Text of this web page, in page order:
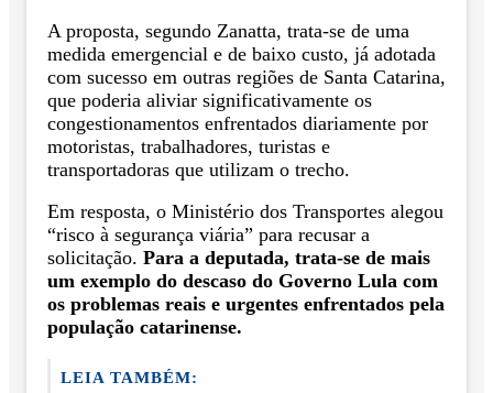
A proposta, segundo Zanatta, trata-se de uma
medida emergencial e de baixo custo, já adotada
com sucesso em outras regiões de Santa Catarina,
que poderia aliviar significativamente os
congestionamentos enfrentados diariamente por
motoristas, trabalhadores, turistas e
transportadoras que utilizam o trecho.
Em resposta, o Ministério dos Transportes alegou
“risco à segurança viária” para recusar a
solicitação. Para a deputada, trata-se de mais
um exemplo do descaso do Governo Lula com
os problemas reais e urgentes enfrentados pela
população catarinense.
LEIA TAMBÉM: